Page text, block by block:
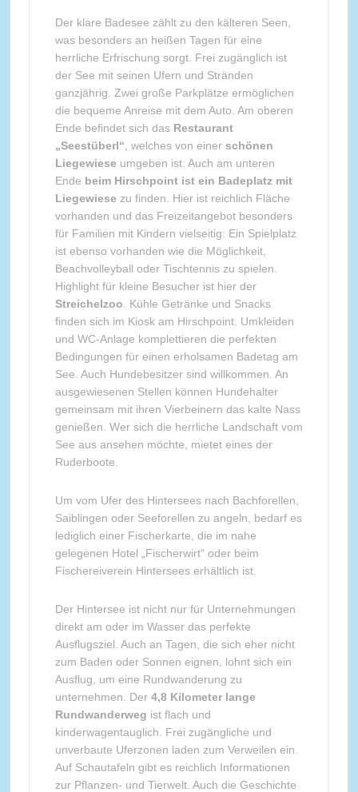
Der klare Badesee zählt zu den kälteren Seen,
was besonders an heißen Tagen für eine
herrliche Erfrischung sorgt. Frei zugänglich ist
der See mit seinen Ufern und Stränden
ganzjährig. Zwei große Parkplätze ermöglichen
die bequeme Anreise mit dem Auto. Am oberen
Ende befindet sich das Restaurant
„Seestüberl“ , welches von einer schönen
Liegewiese umgeben ist. Auch am unteren
Ende beim Hirschpoint ist ein Badeplatz mit
Liegewiese zu finden. Hier ist reichlich Fläche
vorhanden und das Freizeitangebot besonders
für Familien mit Kindern vielseitig: Ein Spielplatz
ist ebenso vorhanden wie die Möglichkeit,
Beachvolleyball oder Tischtennis zu spielen.
Highlight für kleine Besucher ist hier der
Streichelzoo . Kühle Getränke und Snacks
finden sich im Kiosk am Hirschpoint. Umkleiden
und WC-Anlage komplettieren die perfekten
Bedingungen für einen erholsamen Badetag am
See. Auch Hundebesitzer sind willkommen. An
ausgewiesenen Stellen können Hundehalter
gemeinsam mit ihren Vierbeinern das kalte Nass
genießen. Wer sich die herrliche Landschaft vom
See aus ansehen möchte, mietet eines der
Ruderboote.
Um vom Ufer des Hintersees nach Bachforellen,
Saiblingen oder Seeforellen zu angeln, bedarf es
lediglich einer Fischerkarte, die im nahe
gelegenen Hotel „Fischerwirt“ oder beim
Fischereiverein Hintersees erhältlich ist.
Der Hintersee ist nicht nur für Unternehmungen
direkt am oder im Wasser das perfekte
Ausflugsziel. Auch an Tagen, die sich eher nicht
zum Baden oder Sonnen eignen, lohnt sich ein
Ausflug, um eine Rundwanderung zu
unternehmen. Der 4,8 Kilometer lange
Rundwanderweg ist flach und
kinderwagentauglich. Frei zugängliche und
unverbaute Uferzonen laden zum Verweilen ein.
Auf Schautafeln gibt es reichlich Informationen
zur Pflanzen- und Tierwelt. Auch die Geschichte